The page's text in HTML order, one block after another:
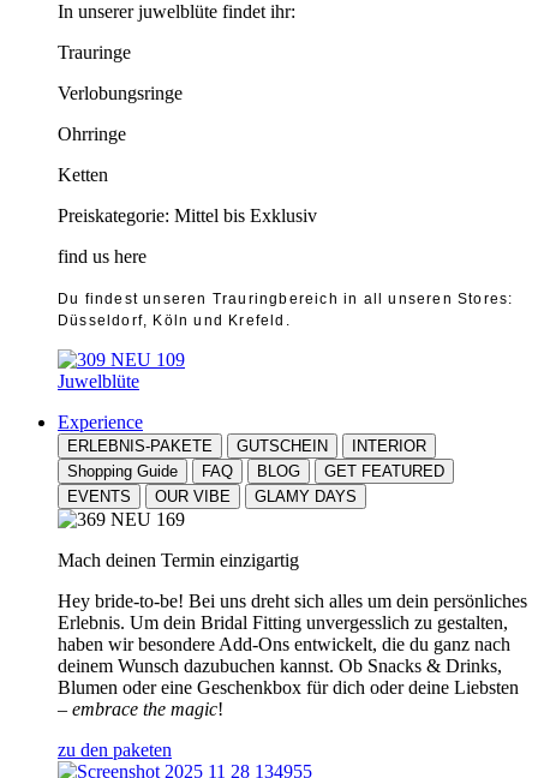
In unserer juwelblüte findet ihr:
Trauringe
Verlobungsringe
Ohrringe
Ketten
Preiskategorie: Mittel bis Exklusiv
find us here
Du findest unseren Trauringbereich in all unseren Stores:
Düsseldorf, Köln und Krefeld.
Juwelblüte
Experience
ERLEBNIS-PAKETE GUTSCHEIN
INTERIOR
Shopping Guide
FAQ BLOG
GET FEATURED
EVENTS
OUR VIBE GLAMY DAYS
Mach deinen Termin einzigartig
Hey bride-to-be! Bei uns dreht sich alles um dein persönliches
Erlebnis. Um dein Bridal Fitting unvergesslich zu gestalten,
haben wir besondere Add-Ons entwickelt, die du ganz nach
deinem Wunsch dazubuchen kannst. Ob Snacks & Drinks,
Blumen oder eine Geschenkbox für dich oder deine Liebsten
– embrace the magic!
zu den paketen